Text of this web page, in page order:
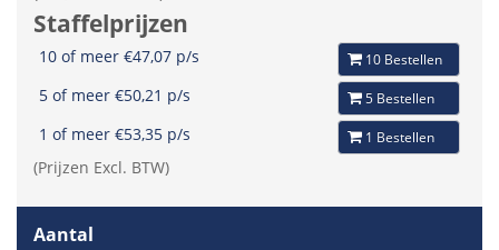
Staffelprijzen
10 of meer €47,07 p/s 10 Bestellen
5 of meer €50,21 p/s 5 Bestellen
1 of meer €53,35 p/s 1 Bestellen
(Prijzen Excl. BTW)
Aantal